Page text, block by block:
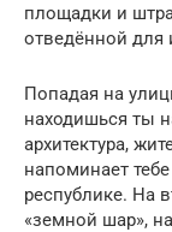
площадки и
отведённой для
Попадая на
находишься ты
архитектура,
напоминает
республике. На
«земной шар»,